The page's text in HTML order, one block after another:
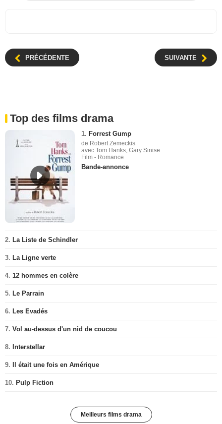
PRÉCÉDENTE SUIVANTE
Top des films drama
1. Forrest Gump
de Robert Zemeckis
avec Tom Hanks, Gary Sinise
Film - Romance
Bande-annonce
2. La Liste de Schindler
3. La Ligne verte
4. 12 hommes en colère
5. Le Parrain
6. Les Evadés
7. Vol au-dessus d'un nid de coucou
8. Interstellar
9. Il était une fois en Amérique
10. Pulp Fiction
Meilleurs films drama